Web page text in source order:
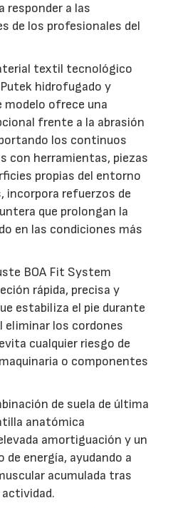
responder a las
de los profesionales del
textil tecnológico
hidrofugado y
ofrece una
frente a la abrasión
los continuos
con herramientas, piezas
propias del entorno
incorpora refuerzos de
que prolongan la
en las condiciones más
BOA Fit System
rápida, precisa y
estabiliza el pie durante
eliminar los cordones
cualquier riesgo de
o componentes
de suela de última
anatómica
amortiguación y un
energía, ayudando a
acumulada tras